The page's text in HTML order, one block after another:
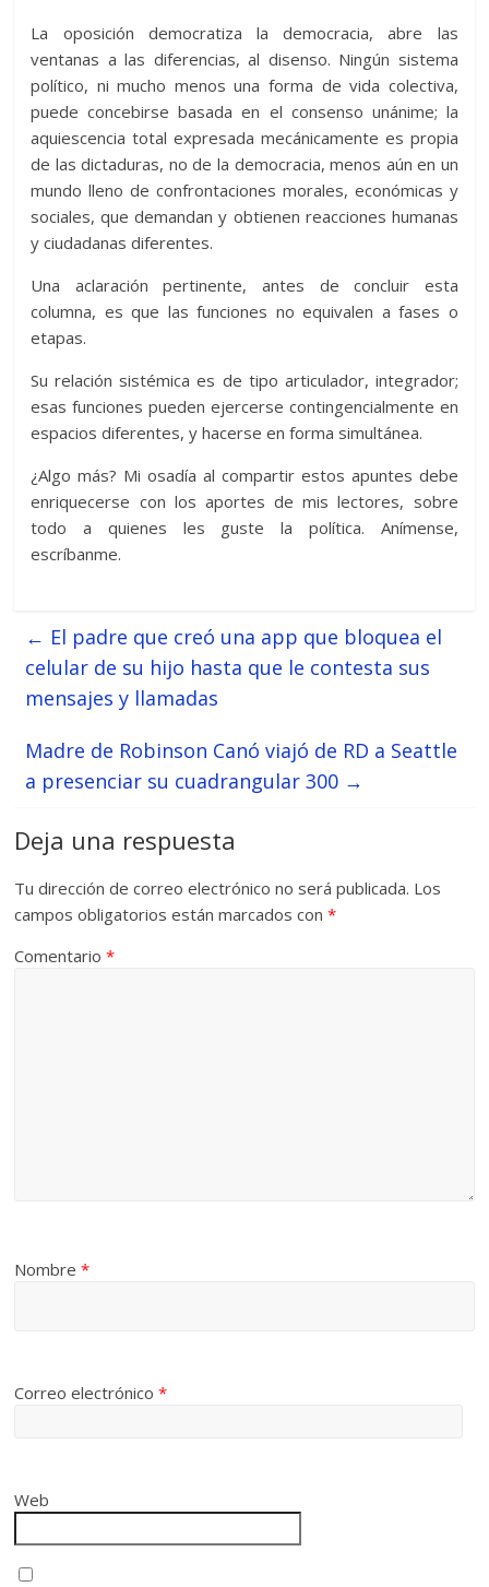
La oposición democratiza la democracia, abre las
ventanas a las diferencias, al disenso. Ningún sistema
político, ni mucho menos una forma de vida colectiva,
puede concebirse basada en el consenso unánime; la
aquiescencia total expresada mecánicamente es propia
de las dictaduras, no de la democracia, menos aún en un
mundo lleno de confrontaciones morales, económicas y
sociales, que demandan y obtienen reacciones humanas
y ciudadanas diferentes.
Una aclaración pertinente, antes de concluir esta
columna, es que las funciones no equivalen a fases o
etapas.
Su relación sistémica es de tipo articulador, integrador;
esas funciones pueden ejercerse contingencialmente en
espacios diferentes, y hacerse en forma simultánea.
¿Algo más? Mi osadía al compartir estos apuntes debe
enriquecerse con los aportes de mis lectores, sobre
todo a quienes les guste la política. Anímense,
escríbanme.
← El padre que creó una app que bloquea el
celular de su hijo hasta que le contesta sus
mensajes y llamadas
Madre de Robinson Canó viajó de RD a Seattle
a presenciar su cuadrangular 300 →
Deja una respuesta
Tu dirección de correo electrónico no será publicada. Los
campos obligatorios están marcados con*
Comentario*
Nombre*
Correo electrónico*
Web